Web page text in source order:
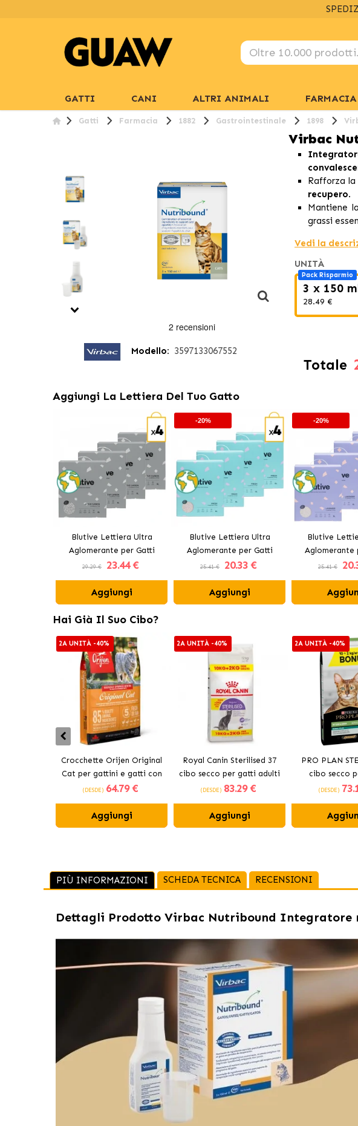
GATTI CANI ALTRI ANIMALI
Gatti Farmacia 1882 Gastrointestinale 1898
Virbac
Modello: 3597133067552
Rafforza la
recupero.
Mantiene la
grassi
Vedi la
UNITÀ
Pack Risparmio
3 x 150
28.49 €
Totale
Aggiungi La Lettiera Del Tuo Gatto
Blutive Lettiera Ultra
Aglomerante per Gatti
Carbone Attivo
29.29 € 23.44 €
Aggiungi
-20%
Blutive Lettiera Ultra
Aglomerante per Gatti
Aroma Fresh
25.41 € 20.33 €
Aggiungi
-20%
Blutive
Aglomerante
Aroma
25.41 € 20
Hai Già Il Suo Cibo?
2A UNITÀ -40%
Crocchette Orijen Original
Cat per gattini e gatti con
pollo
(DESDE) 64.79 €
Aggiungi
2A UNITÀ -40%
Royal Canin Sterilised 37
cibo secco per gatti adulti
sterilizzati
(DESDE) 83.29 €
Aggiungi
2A UNITÀ -40%
PRO PLAN
cibo secco
sterilizzati al
(DESDE) 73
PIÙ INFORMAZIONI SCHEDA TECNICA RECENSIONI
Dettagli Prodotto Virbac Nutribound Integratore